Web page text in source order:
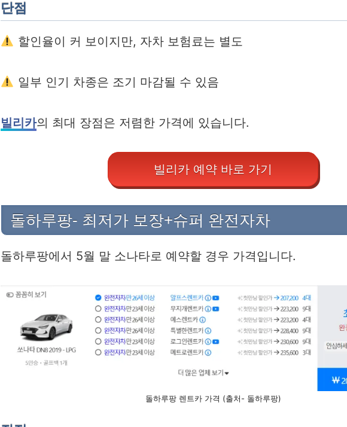
단점
할인율이 커 보이지만, 자차 보험료는 별도
일부 인기 차종은 조기 마감될 수 있음
빌리카의 최대 장점은 저렴한 가격에 있습니다.
빌리카 예약 바로 가기
돌하루팡- 최저가 보장+슈퍼 완전자차
돌하루팡에서 5월 말 소나타로 예약할 경우 가격입니다.
돌하루팡 렌트카 가격 (출처- 돌하루팡)